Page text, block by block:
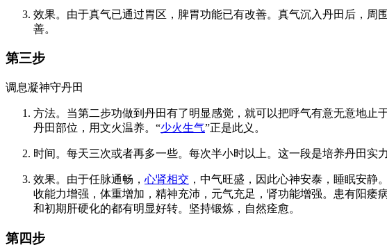
效果。由于真气已通过胃区，脾胃功能已有改善。真气沉入丹田后，周
善。
第三步
调息凝神守丹田
方法。当第二步功做到丹田有了明显感觉，就可以把呼气有意无意地止
丹田部位，用文火温养。“少火生气”正是此义。
时间。每天三次或者再多一些。每次半小时以上。这一段是培养丹田实
效果。由于任脉通畅， 心肾相交 ，中气旺盛，因此心神安泰，睡眠安静
收能力增强，体重增加，精神充沛，元气充足，肾功能增强。患有阳痿
和初期肝硬化的都有明显好转。坚持锻炼，自然痊愈。
第四步